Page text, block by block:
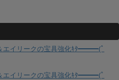
エイリークの宝具強化ｷﾀ━━━(ﾟ
エイリークの宝具強化ｷﾀ━━━(ﾟ